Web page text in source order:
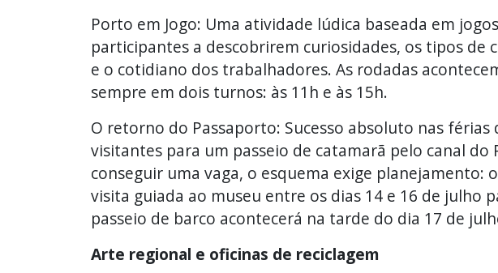
Porto em Jogo: Uma atividade lúdica baseada em
participantes a descobrirem curiosidades, os tipos de
e o cotidiano dos trabalhadores. As rodadas
sempre em dois turnos: às 11h e às 15h.
O retorno do Passaporto: Sucesso absoluto nas
visitantes para um passeio de catamarã pelo canal do
conseguir uma vaga, o esquema exige planejamento:
visita guiada ao museu entre os dias 14 e 16 de julho
passeio de barco acontecerá na tarde do dia 17 de
Arte regional e oficinas de reciclagem